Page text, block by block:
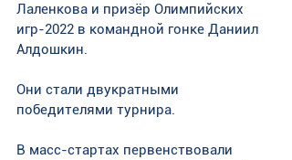
Лаленкова и призёр Олимпийских
игр-2022 в командной гонке Даниил
Алдошкин.
Они стали двукратными
победителями турнира.
В масс-стартах первенствовали